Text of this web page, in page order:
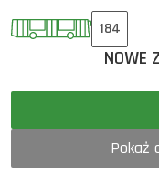
184
NOWE
Pokaż